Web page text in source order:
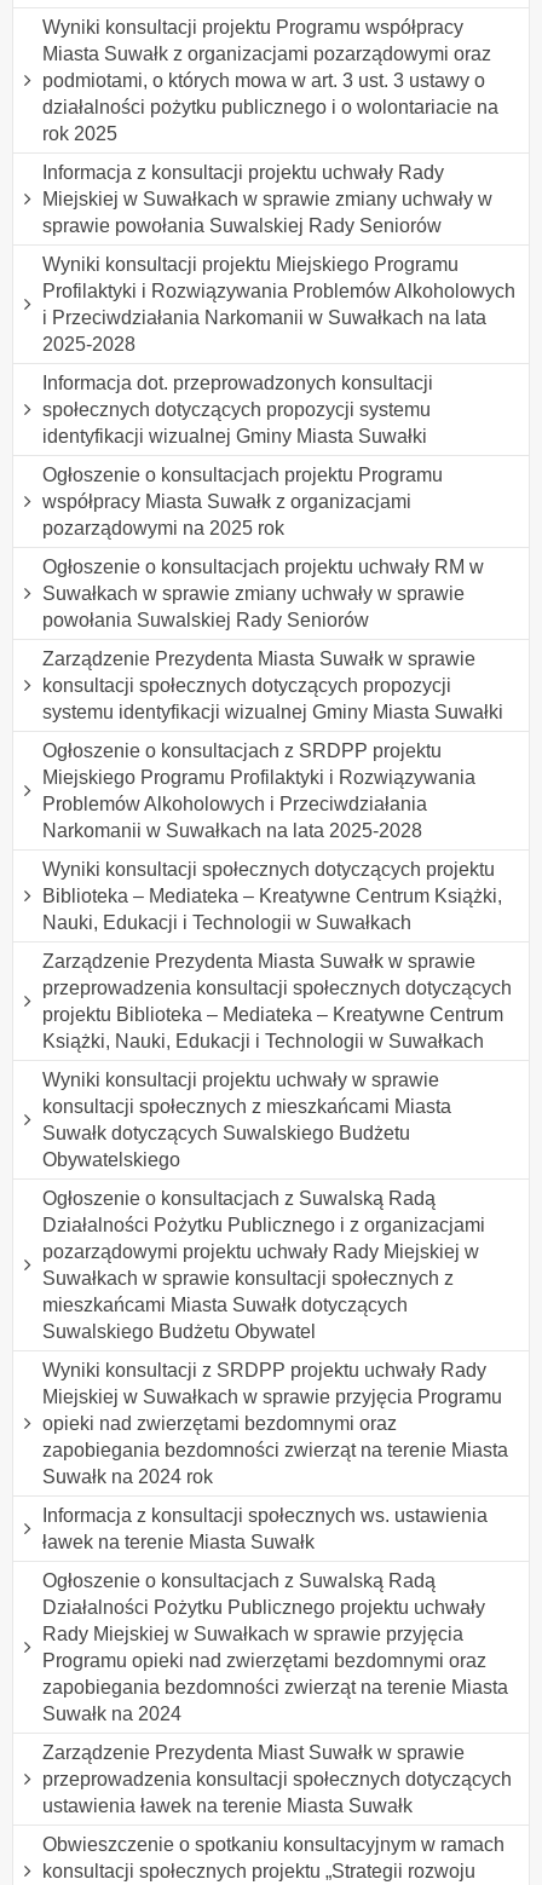
Wyniki konsultacji projektu Programu współpracy
Miasta Suwałk z organizacjami pozarządowymi oraz
podmiotami, o których mowa w art. 3 ust. 3 ustawy o
działalności pożytku publicznego i o wolontariacie na
rok 2025
Informacja z konsultacji projektu uchwały Rady
Miejskiej w Suwałkach w sprawie zmiany uchwały w
sprawie powołania Suwalskiej Rady Seniorów
Wyniki konsultacji projektu Miejskiego Programu
Profilaktyki i Rozwiązywania Problemów Alkoholowych
i Przeciwdziałania Narkomanii w Suwałkach na lata
2025-2028
Informacja dot. przeprowadzonych konsultacji
społecznych dotyczących propozycji systemu
identyfikacji wizualnej Gminy Miasta Suwałki
Ogłoszenie o konsultacjach projektu Programu
współpracy Miasta Suwałk z organizacjami
pozarządowymi na 2025 rok
Ogłoszenie o konsultacjach projektu uchwały RM w
Suwałkach w sprawie zmiany uchwały w sprawie
powołania Suwalskiej Rady Seniorów
Zarządzenie Prezydenta Miasta Suwałk w sprawie
konsultacji społecznych dotyczących propozycji
systemu identyfikacji wizualnej Gminy Miasta Suwałki
Ogłoszenie o konsultacjach z SRDPP projektu
Miejskiego Programu Profilaktyki i Rozwiązywania
Problemów Alkoholowych i Przeciwdziałania
Narkomanii w Suwałkach na lata 2025-2028
Wyniki konsultacji społecznych dotyczących projektu
Biblioteka – Mediateka – Kreatywne Centrum Książki,
Nauki, Edukacji i Technologii w Suwałkach
Zarządzenie Prezydenta Miasta Suwałk w sprawie
przeprowadzenia konsultacji społecznych dotyczących
projektu Biblioteka – Mediateka – Kreatywne Centrum
Książki, Nauki, Edukacji i Technologii w Suwałkach
Wyniki konsultacji projektu uchwały w sprawie
konsultacji społecznych z mieszkańcami Miasta
Suwałk dotyczących Suwalskiego Budżetu
Obywatelskiego
Ogłoszenie o konsultacjach z Suwalską Radą
Działalności Pożytku Publicznego i z organizacjami
pozarządowymi projektu uchwały Rady Miejskiej w
Suwałkach w sprawie konsultacji społecznych z
mieszkańcami Miasta Suwałk dotyczących
Suwalskiego Budżetu Obywatel
Wyniki konsultacji z SRDPP projektu uchwały Rady
Miejskiej w Suwałkach w sprawie przyjęcia Programu
opieki nad zwierzętami bezdomnymi oraz
zapobiegania bezdomności zwierząt na terenie Miasta
Suwałk na 2024 rok
Informacja z konsultacji społecznych ws. ustawienia
ławek na terenie Miasta Suwałk
Ogłoszenie o konsultacjach z Suwalską Radą
Działalności Pożytku Publicznego projektu uchwały
Rady Miejskiej w Suwałkach w sprawie przyjęcia
Programu opieki nad zwierzętami bezdomnymi oraz
zapobiegania bezdomności zwierząt na terenie Miasta
Suwałk na 2024
Zarządzenie Prezydenta Miast Suwałk w sprawie
przeprowadzenia konsultacji społecznych dotyczących
ustawienia ławek na terenie Miasta Suwałk
Obwieszczenie o spotkaniu konsultacyjnym w ramach
konsultacji społecznych projektu „Strategii rozwoju